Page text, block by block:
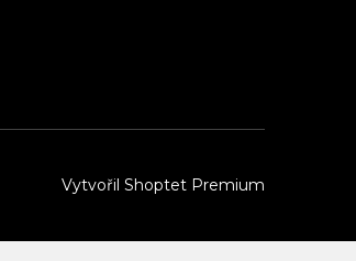
Vytvořil Shoptet Premium